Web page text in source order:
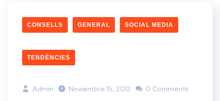
CONSELLS GENERAL SOCIAL MEDIA
TENDÈNCIES
Admin Noviembre 15, 2012 0 Comments